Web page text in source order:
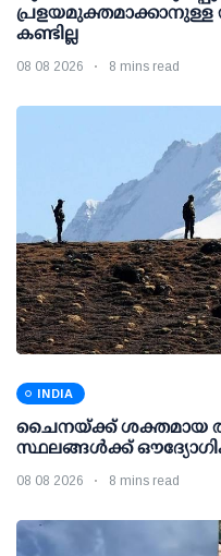
പ്രളയമുക്തമാക്കാനുള്ള
കണ്ടില്ല
08 08 2026 8 mins read
INDIA
ചൈനയ്ക്ക് ശക്തമായ
സ്ഥലങ്ങള്‍ക്ക്
08 08 2026 8 mins read